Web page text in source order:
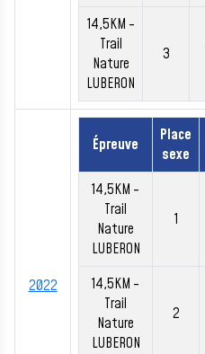
14,5KM -
Trail
Nature
LUBERON
3
2022
Épreuve
Place
sexe
14,5KM -
Trail
Nature
LUBERON
1
14,5KM -
Trail
Nature
LUBERON
2